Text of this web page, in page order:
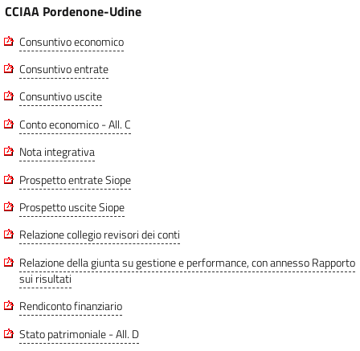
CCIAA Pordenone-Udine
Consuntivo economico
Consuntivo entrate
Consuntivo uscite
Conto economico - All. C
Nota integrativa
Prospetto entrate Siope
Prospetto uscite Siope
Relazione collegio revisori dei conti
Relazione della giunta su gestione e performance, con annesso Rapporto
sui risultati
Rendiconto finanziario
Stato patrimoniale - All. D